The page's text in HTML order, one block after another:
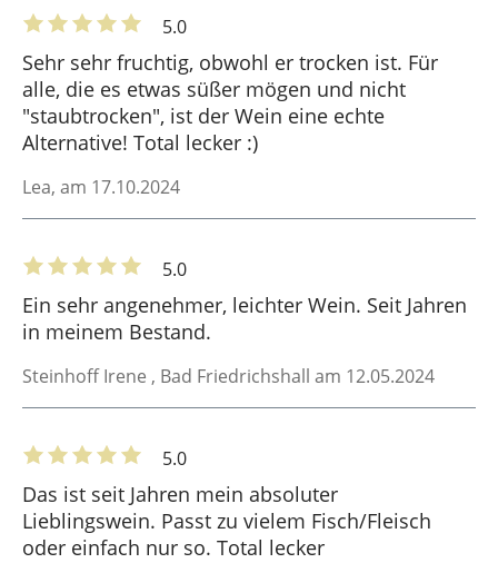
5.0
Sehr sehr fruchtig, obwohl er trocken ist. Für
alle, die es etwas süßer mögen und nicht
"staubtrocken", ist der Wein eine echte
Alternative! Total lecker :)
Lea, am 17.10.2024
5.0
Ein sehr angenehmer, leichter Wein. Seit Jahren
in meinem Bestand.
Steinhoff Irene , Bad Friedrichshall am 12.05.2024
5.0
Das ist seit Jahren mein absoluter
Lieblingswein. Passt zu vielem Fisch/Fleisch
oder einfach nur so. Total lecker